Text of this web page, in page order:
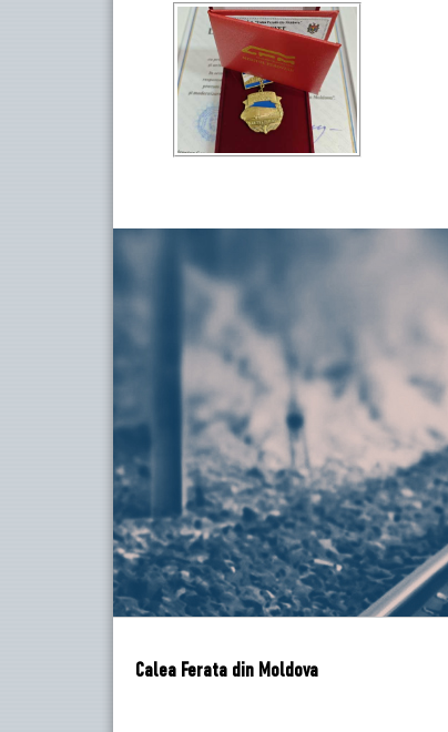
Calea Ferata din Moldova